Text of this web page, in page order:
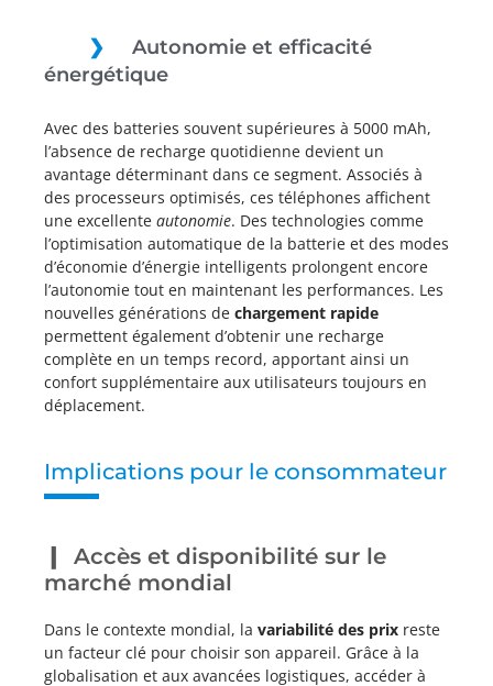
Autonomie et efficacité
énergétique
Avec des batteries souvent supérieures à 5000 mAh,
l’absence de recharge quotidienne devient un
avantage déterminant dans ce segment. Associés à
des processeurs optimisés, ces téléphones affichent
une excellente autonomie. Des technologies comme
l’optimisation automatique de la batterie et des modes
d’économie d’énergie intelligents prolongent encore
l’autonomie tout en maintenant les performances. Les
nouvelles générations de chargement rapide
permettent également d’obtenir une recharge
complète en un temps record, apportant ainsi un
confort supplémentaire aux utilisateurs toujours en
déplacement.
Implications pour le consommateur
Accès et disponibilité sur le
marché mondial
Dans le contexte mondial, la variabilité des prix reste
un facteur clé pour choisir son appareil. Grâce à la
globalisation et aux avancées logistiques, accéder à